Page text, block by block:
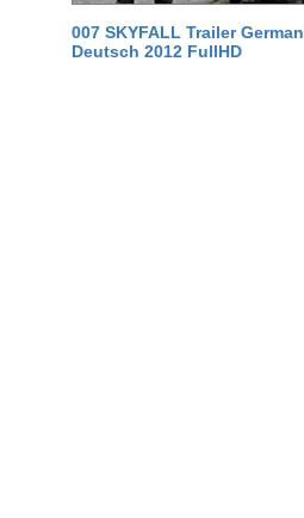
007 SKYFALL Trailer German
Deutsch 2012 FullHD